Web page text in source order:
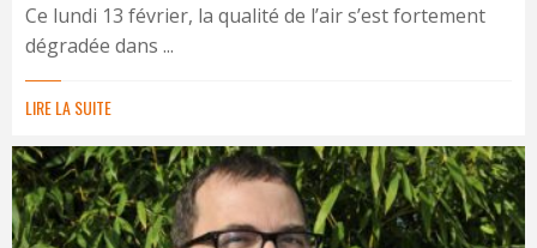
Ce lundi 13 février, la qualité de l’air s’est fortement
dégradée dans ...
LIRE LA SUITE